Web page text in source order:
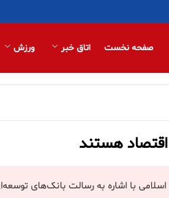
صفحه نخست اتاق خبر ورزش
هستند
با اشاره به رسالت بانک‌های